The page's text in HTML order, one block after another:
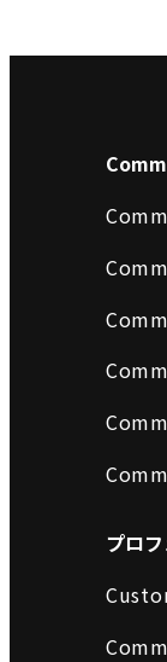
プロ